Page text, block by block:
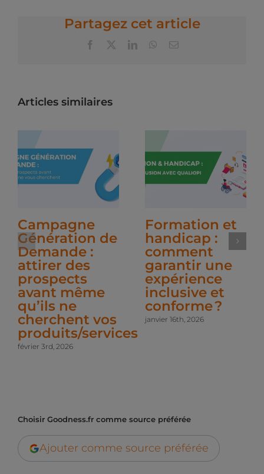
Partagez cet article
Facebook LinkedInWhatsApp
Email
Articles similaires
Campagne
Génération de
Demande :
attirer des
prospects
avant même
qu’ils ne
cherchent vos
produits/services
février 3rd, 2026
Formation et
handicap :
comment
garantir une
expérience
inclusive et
conforme ?
janvier 16th, 2026
Choisir Goodness.fr comme source préférée
Ajouter comme source préférée